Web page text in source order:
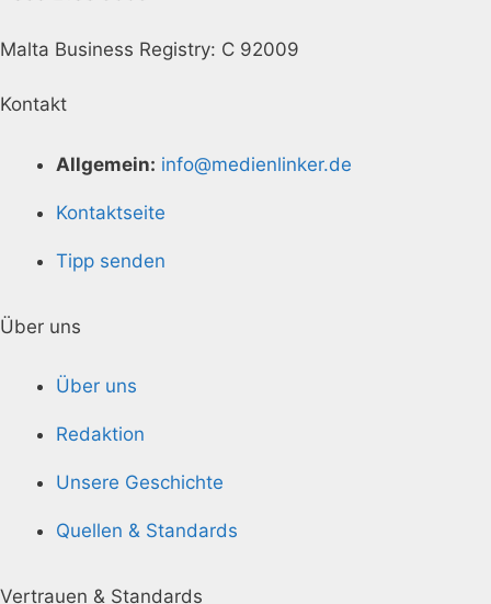
Malta Business Registry: C 92009
Kontakt
Allgemein: info@medienlinker.de
Kontaktseite
Tipp senden
Über uns
Über uns
Redaktion
Unsere Geschichte
Quellen & Standards
Vertrauen & Standards